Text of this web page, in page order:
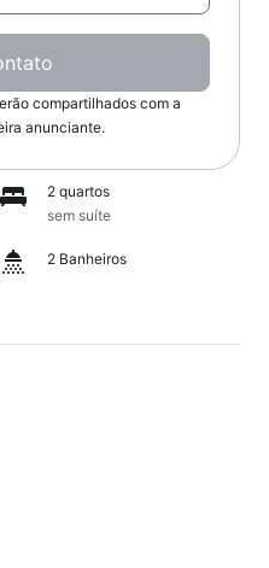
compartilhados com a
anunciante.
2 quartos
sem suíte
2 Banheiros